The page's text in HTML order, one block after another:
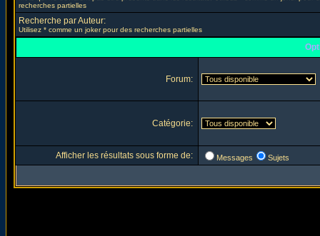
recherches partielles
Recherche par Auteur:
Utilisez * comme un joker pour des recherches partielles
Forum:
Catégorie:
Afficher les résultats sous forme de: Messages Sujets